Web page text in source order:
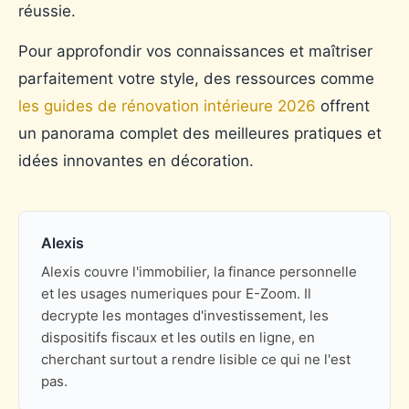
réussie.
Pour approfondir vos connaissances et maîtriser
parfaitement votre style, des ressources comme
les guides de rénovation intérieure 2026 offrent
un panorama complet des meilleures pratiques et
idées innovantes en décoration.
Alexis
Alexis couvre l'immobilier, la finance personnelle
et les usages numeriques pour E-Zoom. Il
decrypte les montages d'investissement, les
dispositifs fiscaux et les outils en ligne, en
cherchant surtout a rendre lisible ce qui ne l'est
pas.